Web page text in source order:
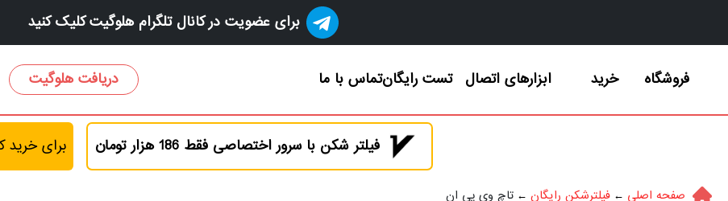
برای عضویت در کانال تلگرام هلوگیت کلیک کنید
فروشگاه خرید ابزارهای اتصال تست رایگانتماس با ما دریافت هلوگیت
فیلتر شکن با سرور اختصاصی فقط 186 هزار تومان برای خرید
صفحه اصلی فیلترشکن رایگان تاچ وی پی ان